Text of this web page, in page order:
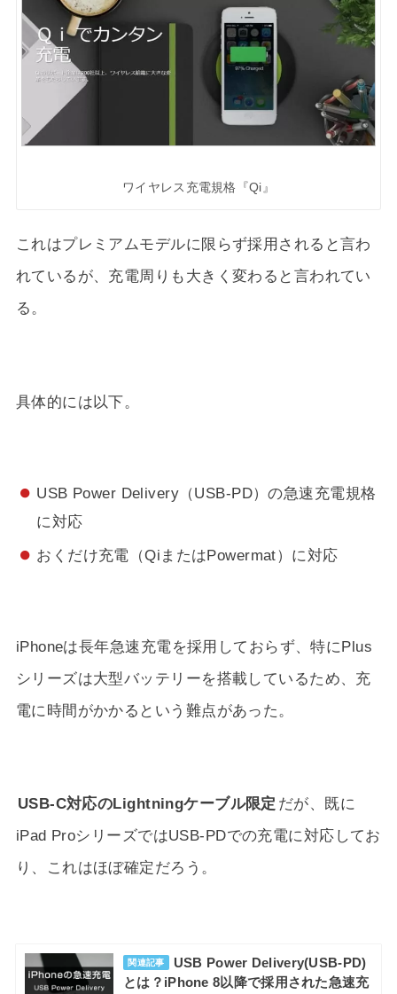
ワイヤレス充電規格『Qi』
これはプレミアムモデルに限らず採用されると言わ
れているが、充電周りも大きく変わると言われてい
る。
具体的には以下。
USB Power Delivery（USB-PD）の急速充電規格
に対応
おくだけ充電（QiまたはPowermat）に対応
iPhoneは長年急速充電を採用しておらず、特にPlus
シリーズは大型バッテリーを搭載しているため、充
電に時間がかかるという難点があった。
USB-C対応のLightningケーブル限定 だが、既に
iPad ProシリーズではUSB-PDでの充電に対応してお
り、これはほぼ確定だろう。
関連記事
USB Power Delivery(USB-PD)
とは？iPhone 8以降で採用された急速充